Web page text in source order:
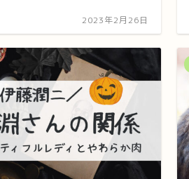
2023年2月26日